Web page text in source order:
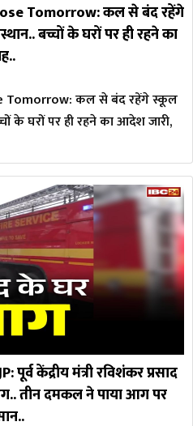
Tomorrow: कल से बंद रहेंगे
बच्चों के घरों पर ही रहने का
Tomorrow: कल से बंद रहेंगे स्कूल
के घरों पर ही रहने का आदेश जारी,
केंद्रीय मंत्री रविशंकर प्रसाद
तीन दमकल ने पाया आग पर